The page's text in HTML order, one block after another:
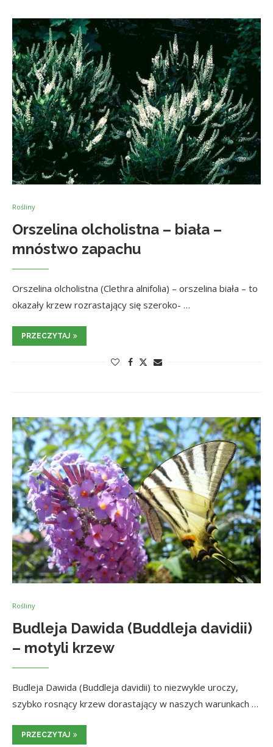
Rośliny
Orszelina olcholistna – biała –
mnóstwo zapachu
Orszelina olcholistna (Clethra alnifolia) – orszelina biała – to
okazały krzew rozrastający się szeroko- …
PRZECZYTAJ
Rośliny
Budleja Dawida (Buddleja davidii)
– motyli krzew
Budleja Dawida (Buddleja davidii) to niezwykle uroczy,
szybko rosnący krzew dorastający w naszych warunkach …
PRZECZYTAJ